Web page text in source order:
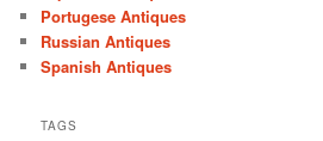
Portugese Antiques
Russian Antiques
Spanish Antiques
TAGS